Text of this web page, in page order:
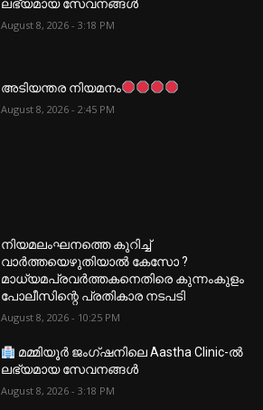
ലഭ്യമായ സേവനങ്ങൾ
August 8, 2026 - 3:18 PM
അടിയന്തര നിയമനം
August 8, 2026 - 2:45 PM
നിയമലംഘനത്തെ കുറിച്ച്
വാർത്തയെഴുതിയാൽ കേസോ ?
മാധ്യമപ്രവർത്തകനെതിരെ കുന്നംകുളം
പോലീസിന്റെ പ്രതികാര നടപടി
August 8, 2026 - 10:25 PM
മമ്മിയൂർ ജംഗ്ഷനിലെ Aastha Clinic-ൽ
ലഭ്യമായ സേവനങ്ങൾ
August 8, 2026 - 3:18 PM